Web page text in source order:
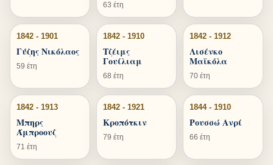
63 έτη
1842 - 1901
Γύζης Νικόλαος
59 έτη
1842 - 1910
Τζέιμς
Γουίλιαμ
68 έτη
1842 - 1912
Λισένκο
Μαϊκόλα
70 έτη
1842 - 1913
Μπηρς
Άμπροουζ
71 έτη
1842 - 1921
Κροπότκιν
79 έτη
1844 - 1910
Ρουσσώ Ανρί
66 έτη